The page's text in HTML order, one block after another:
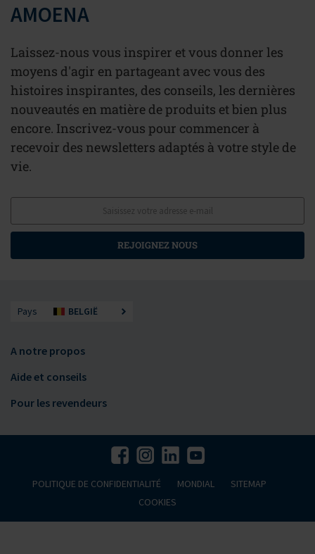
AMOENA
Laissez-nous vous inspirer et vous donner les
moyens d'agir en partageant avec vous des
histoires inspirantes, des conseils, les dernières
nouveautés en matière de produits et bien plus
encore. Inscrivez-vous pour commencer à
recevoir des newsletters adaptés à votre style de
vie.
REJOIGNEZ NOUS
Pays BELGIË
A notre propos
Aide et conseils
Pour les revendeurs
POLITIQUE DE CONFIDENTIALITÉ MONDIAL
SITEMAP
COOKIES